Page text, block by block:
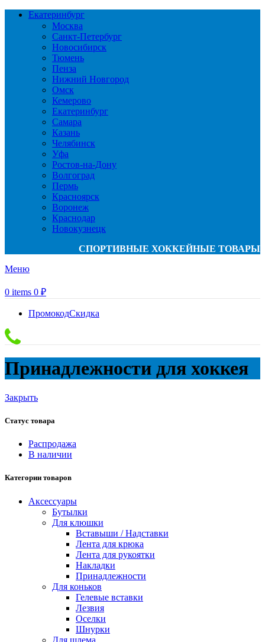
Екатеринбург
Москва
Санкт-Петербург
Новосибирск
Тюмень
Пенза
Нижний Новгород
Омск
Кемерово
Екатеринбург
Самара
Казань
Челябинск
Уфа
Ростов-на-Дону
Волгоград
Пермь
Красноярск
Воронеж
Краснодар
Новокузнецк
СПОРТИВНЫЕ ХОККЕЙНЫЕ ТОВАРЫ
Меню
0 items 0 ₽
ПромокодСкидка
Принадлежности для хоккея
Закрыть
Статус товара
Распродажа
В наличии
Категории товаров
Аксессуары
Бутылки
Для клюшки
Вставыши / Надставки
Лента для крюка
Лента для рукоятки
Накладки
Принадлежности
Для коньков
Гелевые вставки
Лезвия
Оселки
Шнурки
Для шлема